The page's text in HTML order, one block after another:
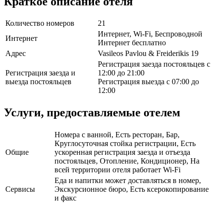
Количество номеров
21
Интернет
Интернет, Wi-Fi, Беспроводной
Интернет бесплатно
Адрес
Vasileos Pavlou & Freiderikis 19
Регистрация заезда и
выезда постояльцев
Регистрация заезда постояльцев с
12:00 до 21:00
Регистрация выезда с 07:00 до
12:00
Услуги, предоставляемые отелем
Общие
Номера с ванной, Есть ресторан, Бар,
Круглосуточная стойка регистрации, Есть
ускоренная регистрация заезда и отъезда
постояльцев, Отопление, Кондиционер, На
всей территории отеля работает Wi-Fi
Сервисы
Еда и напитки может доставляться в номер,
Экскурсионное бюро, Есть ксерокопирование
и факс